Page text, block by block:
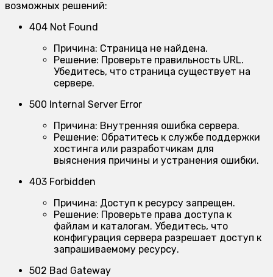
возможных решений:
404 Not Found
Причина: Страница не найдена.
Решение: Проверьте правильность URL.
Убедитесь, что страница существует на
сервере.
500 Internal Server Error
Причина: Внутренняя ошибка сервера.
Решение: Обратитесь к службе поддержки
хостинга или разработчикам для
выяснения причины и устранения ошибки.
403 Forbidden
Причина: Доступ к ресурсу запрещен.
Решение: Проверьте права доступа к
файлам и каталогам. Убедитесь, что
конфигурация сервера разрешает доступ к
запрашиваемому ресурсу.
502 Bad Gateway